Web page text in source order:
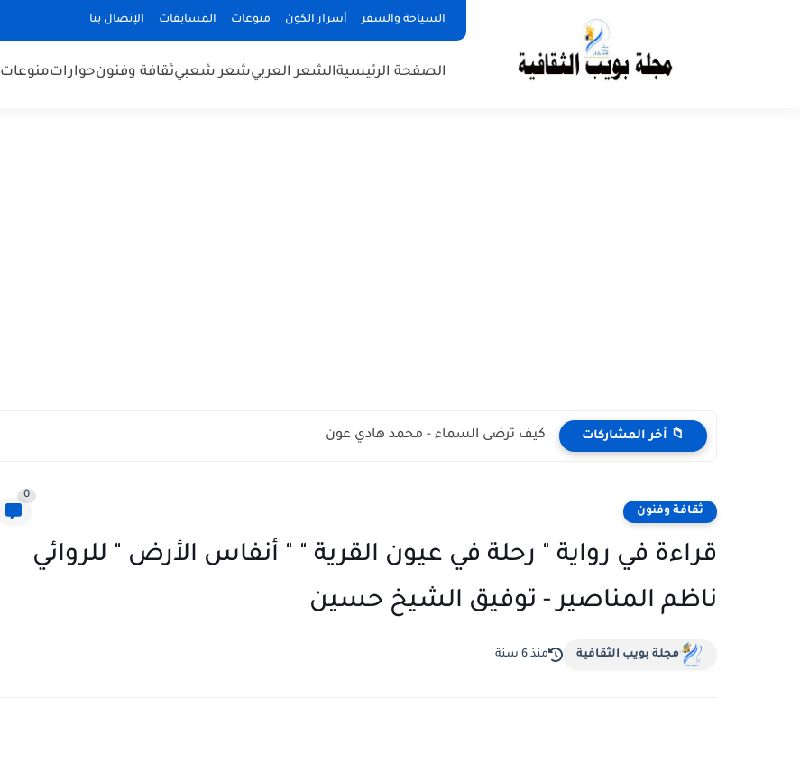
السياحة والسفر أسرار الكون منوعات المسابقات الإتصال بنا
الصفحة الرئيسيةالشعر العربيشعر شعبيثقافة وفنونحواراتمنوعات
📁 أخر المشاركات كيف ترضى السماء - محمد هادي عون
ثقافة وفنون
0
قراءة في رواية " رحلة في عيون القرية " " أنفاس الأرض " للروائي
ناظم المناصير - توفيق الشيخ حسين
مجلة بويب الثقافية منذ 6 سنة